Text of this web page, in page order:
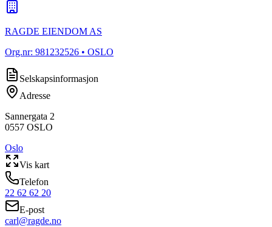
RAGDE EIENDOM AS
Org.nr: 981232526 • OSLO
Selskapsinformasjon
Adresse
Sannergata 2
0557 OSLO
Oslo
Vis kart
Telefon
22 62 62 20
E-post
carl@ragde.no